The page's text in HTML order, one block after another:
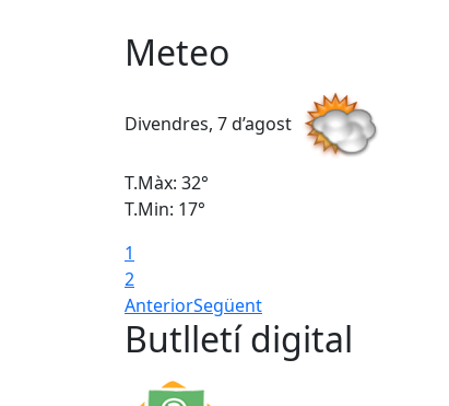
Meteo
Divendres, 7 d’agost
T.Màx: 32°
T.Min: 17°
1
2
AnteriorSegüent
Butlletí digital